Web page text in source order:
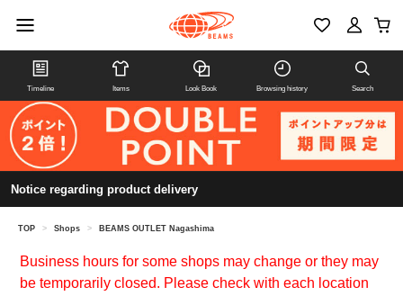
Timeline Items Look Book Browsing history Search
Notice regarding product delivery
TOP > Shops > BEAMS OUTLET Nagashima
Business hours for some shops may change or they may
be temporarily closed. Please check with each location